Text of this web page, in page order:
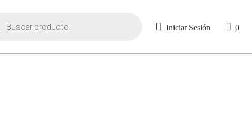
Iniciar Sesión 0